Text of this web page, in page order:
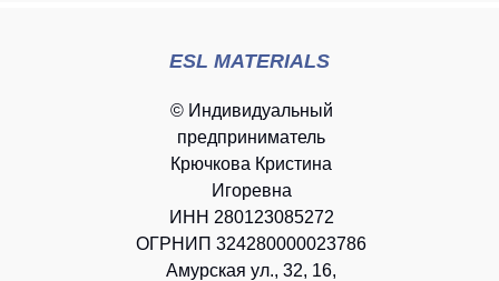
ESL MATERIALS
© Индивидуальный
предприниматель
Крючкова Кристина
Игоревна
ИНН 280123085272
ОГРНИП 324280000023786
Амурская ул., 32, 16,